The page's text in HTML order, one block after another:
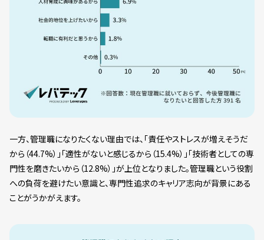
一方、管理職になりたくない理由では、「責任やストレスが増えそうだ
から（44.7%）」「適性がないと感じるから（15.4%）」「技術者としての専
門性を磨きたいから（12.8%）」が上位となりました。管理職という役割
への負荷を避けたい意識と、専門性追求のキャリア志向が背景にある
ことがうかがえます。